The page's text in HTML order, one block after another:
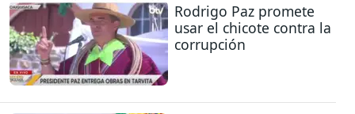
Rodrigo Paz promete
usar el chicote contra la
corrupción